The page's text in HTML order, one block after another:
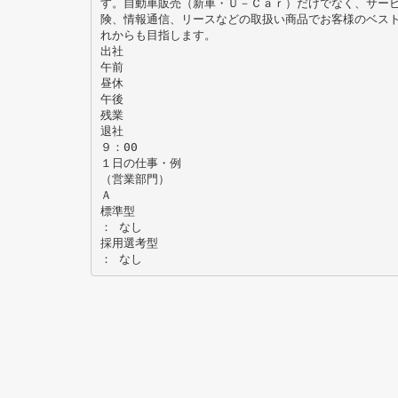
す。自動車販売（新車・Ｕ－Ｃａｒ）だけでなく、サー
険、情報通信、リースなどの取扱い商品でお客様のベス
れからも目指します。
出社
午前
昼休
午後
残業
退社
９：00
１日の仕事・例
（営業部門）
Ａ
標準型
： なし
採用選考型